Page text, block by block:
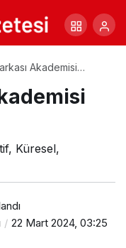
Akademisi
Küresel,
22 Mart 2024, 03:25